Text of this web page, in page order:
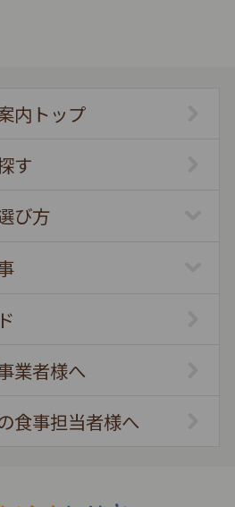
内トップ
す
び方
業者様へ
食事担当者様へ